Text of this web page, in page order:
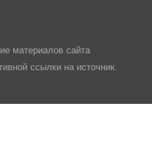
материалов сайта
ссылки на источник.